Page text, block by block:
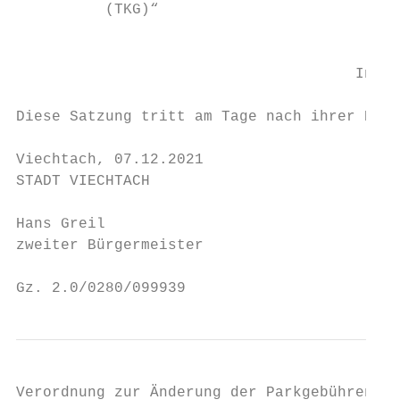
          (TKG)“
Diese Satzung tritt am Tage nach ihrer
Viechtach, 07.12.2021
STADT VIECHTACH
Hans Greil
zweiter Bürgermeister
Gz. 2.0/0280/099939
Verordnung zur Änderung der